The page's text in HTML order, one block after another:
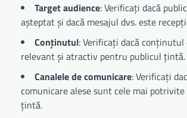
Target audience: Verificați dacă
așteptat și dacă mesajul dvs. este
Conținutul: Verificați dacă conținutul
relevant și atractiv pentru publicul țintă.
Canalele de comunicare: Verificați
comunicare alese sunt cele mai
țintă.